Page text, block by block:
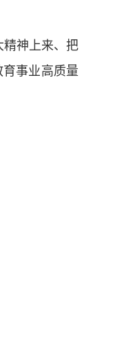
精神上来、把
事业高质量